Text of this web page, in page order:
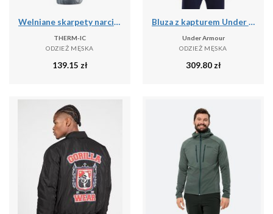
Welniane skarpety narciarski czlowiek Therm-ic Ski Warm wysokosc kolana
THERM-IC
ODZIEŻ MĘSKA
139.15 zł
Bluza z kapturem Under Armour Rival Fleece, Mężczyźni
Under Armour
ODZIEŻ MĘSKA
309.80zł